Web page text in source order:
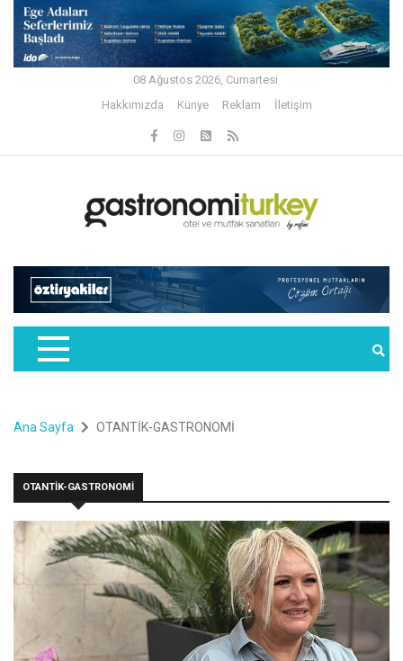
08 Ağustos 2026, Cumartesi
Hakkımızda
Künye Reklam İletişim
Ana Sayfa OTANTİK-GASTRONOMİ
OTANTİK-GASTRONOMİ